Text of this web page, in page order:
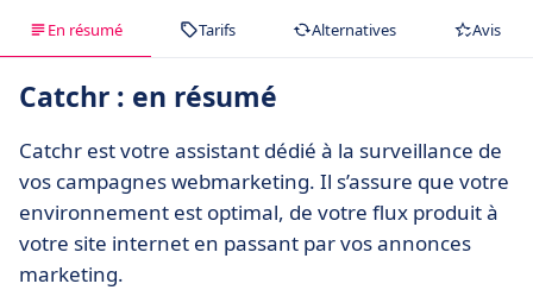
En résumé Tarifs Alternatives Avis
Catchr : en résumé
Catchr est votre assistant dédié à la surveillance de
vos campagnes webmarketing. Il s’assure que votre
environnement est optimal, de votre flux produit à
votre site internet en passant par vos annonces
marketing.